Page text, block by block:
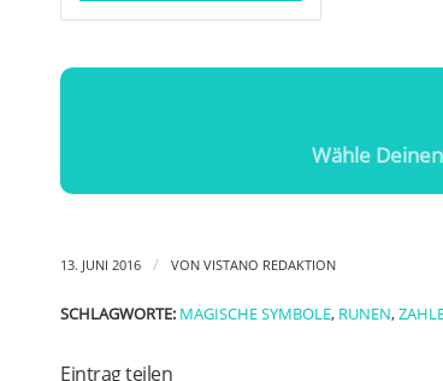
Wähle
13. JUNI 2016 / VON VISTANO REDAKTION
SCHLAGWORTE: MAGISCHE SYMBOLE, RUNEN,
Eintrag teilen